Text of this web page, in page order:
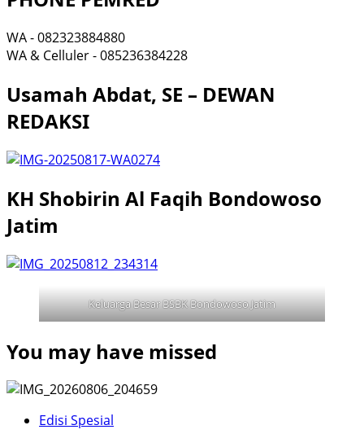
WA - 082323884880
WA & Celluler - 085236384228
Usamah Abdat, SE – DEWAN
REDAKSI
KH Shobirin Al Faqih Bondowoso
Jatim
Keluarga Besar BSBK Bondowoso Jatim
You may have missed
Edisi Spesial